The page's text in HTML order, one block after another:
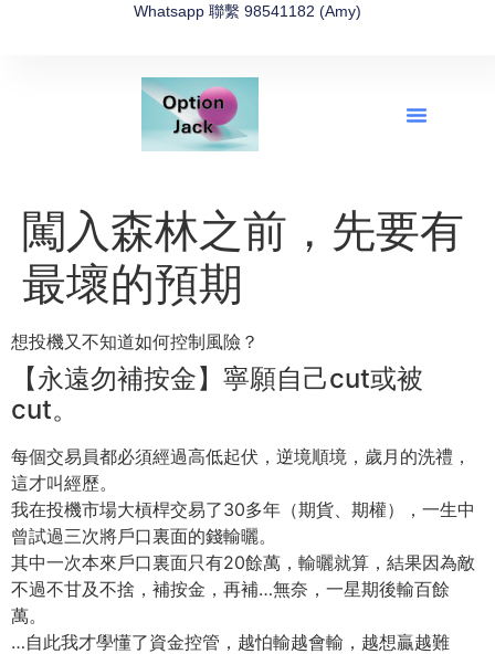
Whatsapp 聯繫 98541182 (Amy)
闖入森林之前，先要有
最壞的預期
想投機又不知道如何控制風險？
【永遠勿補按金】寧願自己cut或被
cut。
每個交易員都必須經過高低起伏，逆境順境，歲月的洗禮，
這才叫經歷。
我在投機市場大槓桿交易了30多年（期貨、期權），一生中
曾試過三次將戶口裏面的錢輸曬。
其中一次本來戶口裏面只有20餘萬，輸曬就算，結果因為敵
不過不甘及不捨，補按金，再補…無奈，一星期後輸百餘
萬。
…自此我才學懂了資金控管，越怕輸越會輸，越想贏越難